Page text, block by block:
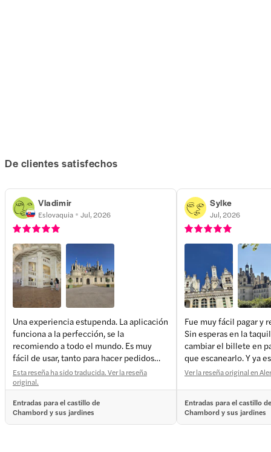
De clientes satisfechos
Vladimir
Eslovaquia Jul, 2026
Una experiencia estupenda. La aplicación
funciona a la perfección, se la
recomiendo a todo el mundo. Es muy
fácil de usar, tanto para hacer pedidos
como para pagar y utilizarla.
Esta reseña ha sido traducida. Ver la reseña
original.
Entradas para el castillo de
Chambord y sus jardines
Sylke
Jul, 2026
Fue muy fácil pagar y
Sin esperas en la
cambiar el billete en
que escanearlo. Y ya
más barato. ¡Perfecto!
Ver la reseña original en
Entradas para el castillo de
Chambord y sus jardines